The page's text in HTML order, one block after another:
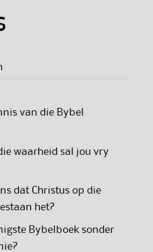
van die Bybel
waarheid sal jou vry
dat Christus op die
het?
Bybelboek sonder